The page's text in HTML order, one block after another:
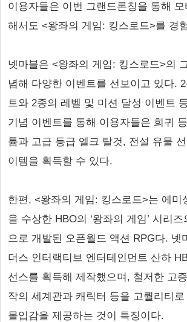
이용자들은 이번 그랜드론칭을 통해
해서도 <왕좌의 게임: 킹스로드>를 경
넷마블은 <왕좌의 게임: 킹스로드>의
념해 다양한 이벤트를 선보이고 있다.
트와 2종의 레벨 및 미션 달성 이벤트
기념 이벤트를 통해 이용자들은 희귀
튬과 고급 등급 엘크 탈것, 전설 유물
이템을 획득할 수 있다.
한편, <왕좌의 게임: 킹스로드>는 에미
을 수상한 HBO의 ‘왕좌의 게임’ 시리
으로 개발된 오픈월드 액션 RPG다. 넷
더스 인터랙티브 엔터테인먼트 산하
선스를 획득해 제작했으며, 철저한 고
작의 세계관과 캐릭터 등을 고퀄리티
몰입감을 제공하는 것이 특징이다.